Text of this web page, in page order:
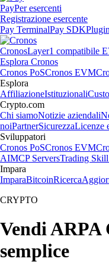
PayPer esercenti
Registrazione esercente
Pay TerminalPay SDK
CronosLayer1 compatibile
Esplora Cronos
Cronos PoSCronos EVM
Esplora
AffiliazioneIstituzionali
Crypto.com
Chi siamoNotizie aziendali
noiPartnerSicurezzaLicenze
Sviluppatori
Cronos PoSCronos EVM
AIMCP ServersTrading
Impara
ImparaBitcoinRicerca
CRYPTO
Vendi ARPA
semplice